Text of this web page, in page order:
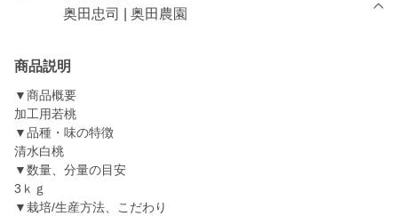
奥田忠司 | 奥田農園
商品説明
▼商品概要
加工用若桃
▼品種・味の特徴
清水白桃
▼数量、分量の目安
3ｋｇ
▼栽培/生産方法、こだわり